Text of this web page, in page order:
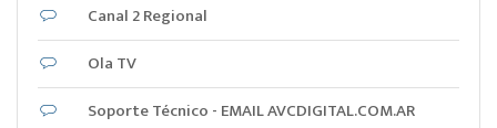
Canal 2 Regional
Ola TV
Soporte Técnico - EMAIL AVCDIGITAL.COM.AR